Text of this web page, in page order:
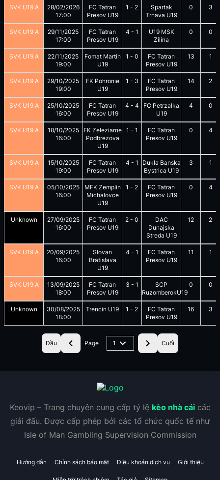
SVK U19 A
28/02/2026
17:00
FC Tatran
Presov U19
1 - 2
Spartak
Trnava U19
0 3
SVK U19 A
29/11/2025
17:00
FC Tatran
Presov U19
4 - 1
U19 MSK
Zilina
0 0
SVK U19 A
22/11/2025
19:00
Fomat Martin
U19
1 - 0
FC Tatran
Presov U19
13 1
SVK U19 A
29/10/2025
19:00
FK Pohronie
U19
1 - 3
FC Tatran
Presov U19
14 2
SVK U19 A
25/10/2025
16:00
FC Tatran
Presov U19
4 - 4
FC Petrzalka
U19
4 0
SVK U19 A
18/10/2025
16:00
FK Zeleziarne
Podbrezova
U19
1 - 1
FC Tatran
Presov U19
0 4
SVK U19 A
15/10/2025
19:00
FC Tatran
Presov U19
4 - 1
Dukla Banska
Bystrica U19
3 1
SVK U19 A
05/10/2025
16:00
MFK Zemplin
Michalovce
U19
1 - 2
FC Tatran
Presov U19
0 4
Unknown
27/09/2025
16:00
FC Tatran
Presov U19
2 - 0
DAC
Dunajska
Streda U19
12 2
SVK U19 A
20/09/2025
16:00
Slovan
Bratislava
U19
4 - 1
FC Tatran
Presov U19
11 1
SVK U19 A
13/09/2025
18:00
FC Tatran
Presov U19
3 - 1
SCP
RuzomberokU19
0 0
Unknown
30/08/2025
18:00
Trencin U19 1 - 2
FC Tatran
Presov U19
16 3
Đầu Page 1 Cuối
Keovip – Trang chuyên cung cấp tỷ lệ kèo nhà cáicác
giải đấu. Được cấp phép bởi các tổ chức quốc tế như
Isle of Man Gambling Supervision Commission
Hướng dẫn Chính sách bảo mật Điều khoản dịch vụ Giới thiệu